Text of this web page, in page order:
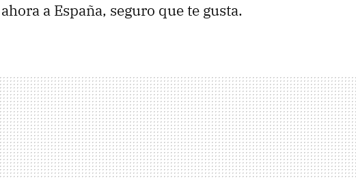
ahora a España, seguro que te gusta.